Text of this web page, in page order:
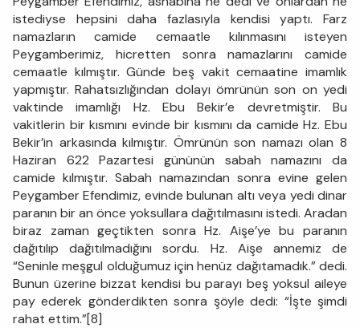
istediyse hepsini daha fazlasıyla kendisi yaptı. Farz
namazların camide cemaatle kılınmasını isteyen
Peygamberimiz, hicretten sonra namazlarını camide
cemaatle kılmıştır. Günde beş vakit cemaatine imamlık
yapmıştır. Rahatsızlığından dolayı ömrünün son on yedi
vaktinde imamlığı Hz. Ebu Bekir’e devretmiştir. Bu
vakitlerin bir kısmını evinde bir kısmını da camide Hz. Ebu
Bekir’in arkasında kılmıştır. Ömrünün son namazı olan 8
Haziran 622 Pazartesi gününün sabah namazını da
camide kılmıştır. Sabah namazından sonra evine gelen
Peygamber Efendimiz, evinde bulunan altı veya yedi dinar
paranın bir an önce yoksullara dağıtılmasını istedi. Aradan
biraz zaman geçtikten sonra Hz. Aişe’ye bu paranın
dağıtılıp dağıtılmadığını sordu. Hz. Aişe annemiz de
“Seninle meşgul olduğumuz için henüz dağıtamadık.” dedi.
Bunun üzerine bizzat kendisi bu parayı beş yoksul aileye
pay ederek gönderdikten sonra şöyle dedi: “İşte şimdi
rahat ettim.”[8]